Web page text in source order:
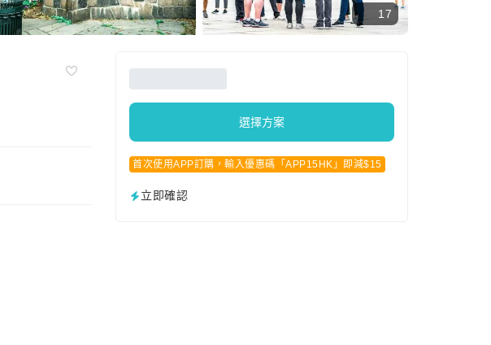
17
選擇方案
首次使用APP訂購，輸入優惠碼「APP15HK」即減$15
立即確認